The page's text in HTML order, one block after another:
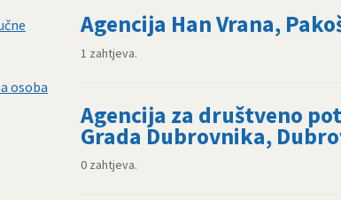
Agencija Han Vrana,
1 zahtjeva.
Agencija za društveno
Grada Dubrovnika,
0 zahtjeva.
osoba